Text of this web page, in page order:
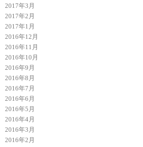
2017年3月
2017年2月
2017年1月
2016年12月
2016年11月
2016年10月
2016年9月
2016年8月
2016年7月
2016年6月
2016年5月
2016年4月
2016年3月
2016年2月